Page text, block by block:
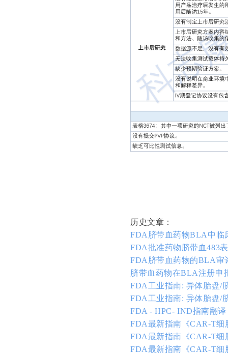
历史文章：
FDA脐带血药物BLA中临
FDA批准药物脐带血483
FDA脐带血药物的BLA审
脐带血药物在BLA注册申
FDA工业指南: 异体胎盘/
FDA工业指南: 异体胎盘/
FDA - HPC- IND指南翻译
FDA最新指南《CAR-T细
FDA最新指南《CAR-T细
FDA最新指南《CAR-T细